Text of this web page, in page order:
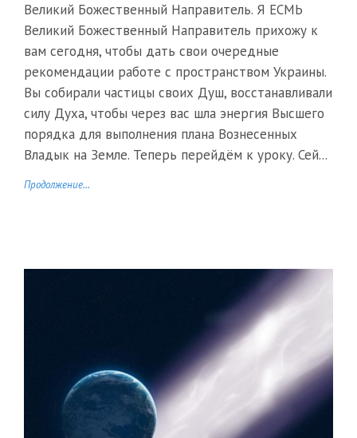
Великий Божественный Направитель. Я ЕСМЬ
Великий Божественный Направитель прихожу к
вам сегодня, чтобы дать свои очередные
рекомендации работе с пространством Украины.
Вы собирали частицы своих Душ, восстанавливали
силу Духа, чтобы через вас шла энергия Высшего
порядка для выполнения плана Вознесенных
Владык на Земле. Теперь перейдём к уроку. Сей...
Продолжение...